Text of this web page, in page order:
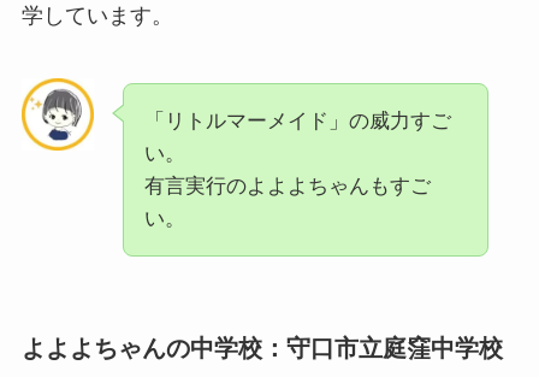
学しています。
「リトルマーメイド」の威力すご
い。
有言実行のよよよちゃんもすご
い。
よよよちゃんの中学校：守口市立庭窪中学校